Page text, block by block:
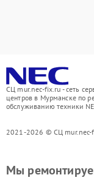
СЦ mur.nec-fix.ru - сеть
центров в Мурманске по
обслуживанию техники
2021-2026 © СЦ mur.nec-
Мы